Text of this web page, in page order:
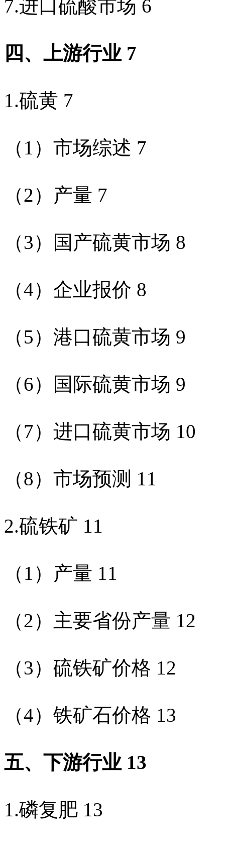
7.进口硫酸市场 6
四、上游行业 7
1.硫黄 7
（ 1 ）市场综述 7
（2）产量 7
（3）国产硫黄市场 8
（4）企业报价 8
（5）港口硫黄市场 9
（6）国际硫黄市场 9
（7）进口硫黄市场 10
（8）市场预测 11
2.硫铁矿 11
（ 1 ）产量 11
（2）主要省份产量 12
（3）硫铁矿价格 12
（4）铁矿石价格 13
五、下游行业 13
1.磷复肥 13